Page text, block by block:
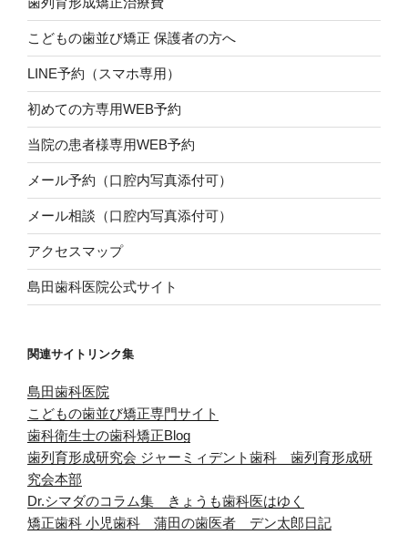
こどもの歯並び矯正 保護者の方へ
LINE予約（スマホ専用）
初めての方専用WEB予約
当院の患者様専用WEB予約
メール予約（口腔内写真添付可）
メール相談（口腔内写真添付可）
アクセスマップ
島田歯科医院公式サイト
関連サイトリンク集
島田歯科医院
こどもの歯並び矯正専門サイト
歯科衛生士の歯科矯正Blog
歯列育形成研究会 ジャーミィデント歯科 歯列育形成研
究会本部
Dr.シマダのコラム集 きょうも歯科医はゆく
矯正歯科 小児歯科 蒲田の歯医者 デン太郎日記